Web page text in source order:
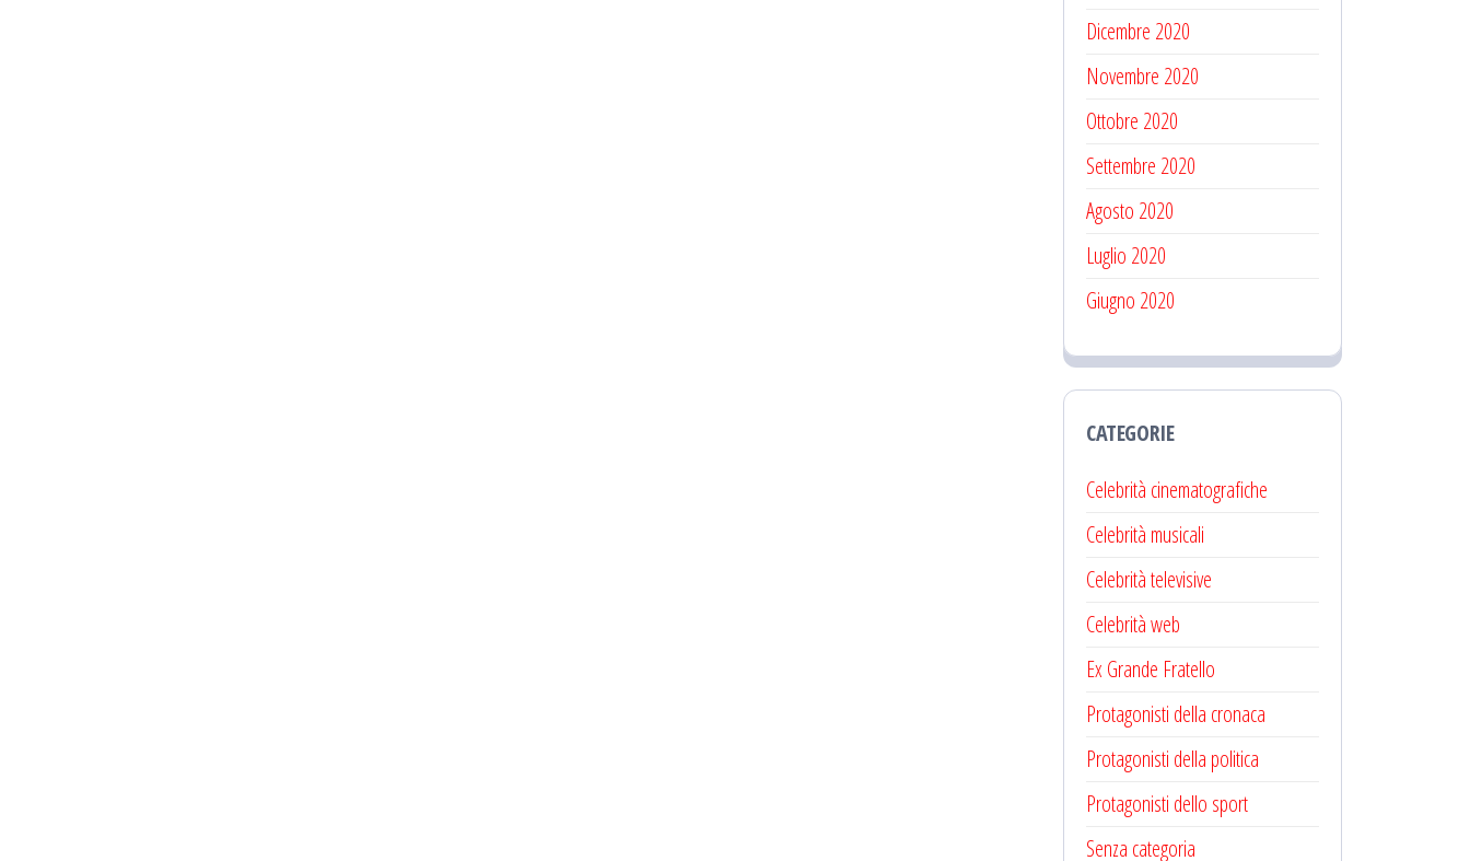
Dicembre 2020
Novembre 2020
Ottobre 2020
Settembre 2020
Agosto 2020
Luglio 2020
Giugno 2020
CATEGORIE
Celebrità cinematografiche
Celebrità musicali
Celebrità televisive
Celebrità web
Ex Grande Fratello
Protagonisti della cronaca
Protagonisti della politica
Protagonisti dello sport
Senza categoria